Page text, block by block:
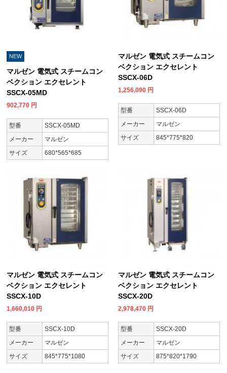
NEW
マルゼン 電気式 スチームコン
ベクション エクセレント
SSCX-05MD
902,770 円
型番
SSCX-05MD
メーカー
マルゼン
サイズ
680*565*685
マルゼン 電気式 スチームコン
ベクション エクセレント
SSCX-06D
1,256,090 円
型番
SSCX-06D
メーカー
マルゼン
サイズ
845*775*820
マルゼン 電気式 スチームコン
ベクション エクセレント
SSCX-10D
1,660,010 円
型番
SSCX-10D
メーカー
マルゼン
サイズ
845*775*1080
マルゼン 電気式 スチームコン
ベクション エクセレント
SSCX-20D
2,978,470 円
型番
SSCX-20D
メーカー
マルゼン
サイズ
875*820*1790